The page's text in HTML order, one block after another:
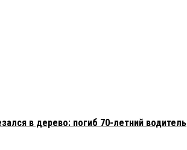
в дерево: погиб 70-летний водитель